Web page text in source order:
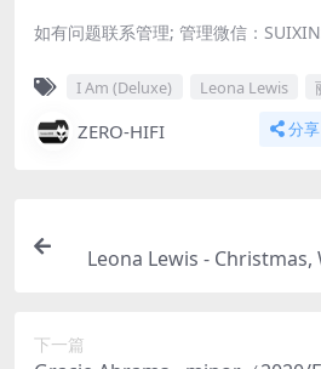
如有问题联系管理; 管理微信：
I Am (Deluxe) Leona Lewis
ZERO-HIFI 分享
Leona Lewis - Christmas,
下一篇